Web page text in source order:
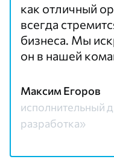
как отличный
всегда
бизнеса. Мы
он в нашей
Максим Егоров
исполнительный
разработка»